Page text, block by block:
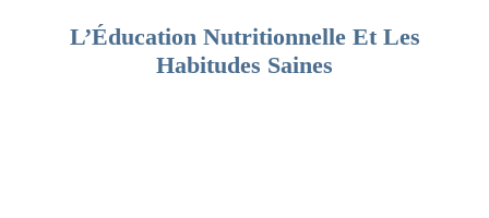
L’Éducation Nutritionnelle Et Les
Habitudes Saines